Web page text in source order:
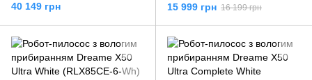
40 149 грн 15 999 грн 16 199 грн